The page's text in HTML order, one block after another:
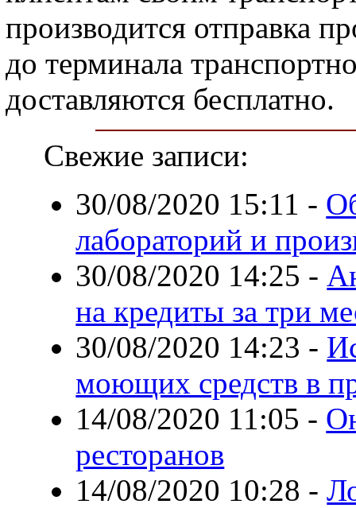
производится отправка
до терминала
доставляются бесплатно.
Свежие записи:
30/08/2020 15:11 -
лабораторий и
30/08/2020 14:25 -
на кредиты за три
30/08/2020 14:23 -
моющих средств в
14/08/2020 11:05 -
ресторанов
14/08/2020 10:28 -